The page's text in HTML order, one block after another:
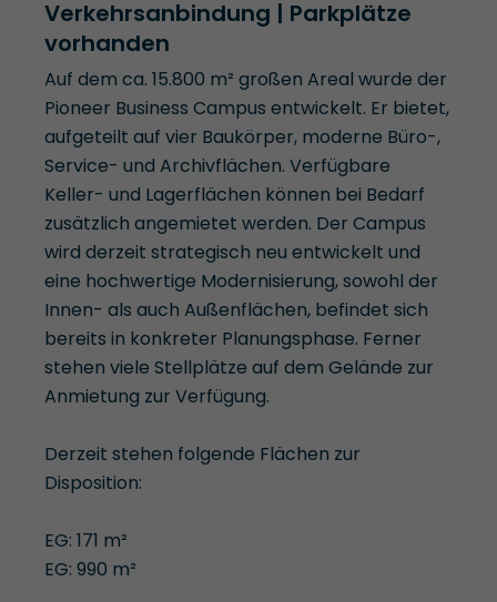
Verkehrsanbindung | Parkplätze
vorhanden
Auf dem ca. 15.800 m² großen Areal wurde der
Pioneer Business Campus entwickelt. Er bietet,
aufgeteilt auf vier Baukörper, moderne Büro-,
Service- und Archivflächen. Verfügbare
Keller- und Lagerflächen können bei Bedarf
zusätzlich angemietet werden. Der Campus
wird derzeit strategisch neu entwickelt und
eine hochwertige Modernisierung, sowohl der
Innen- als auch Außenflächen, befindet sich
bereits in konkreter Planungsphase. Ferner
stehen viele Stellplätze auf dem Gelände zur
Anmietung zur Verfügung.
Derzeit stehen folgende Flächen zur
Disposition:
EG: 171 m²
EG: 990 m²